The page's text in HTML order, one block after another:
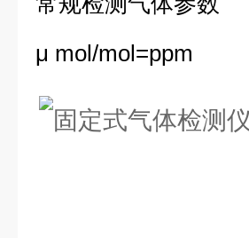
μ mol/mol=ppm